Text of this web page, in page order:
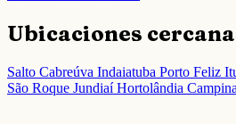
Ubicaciones
Salto Cabreúva Indaiatuba Porto Feliz
São Roque JundiaíHortolândia